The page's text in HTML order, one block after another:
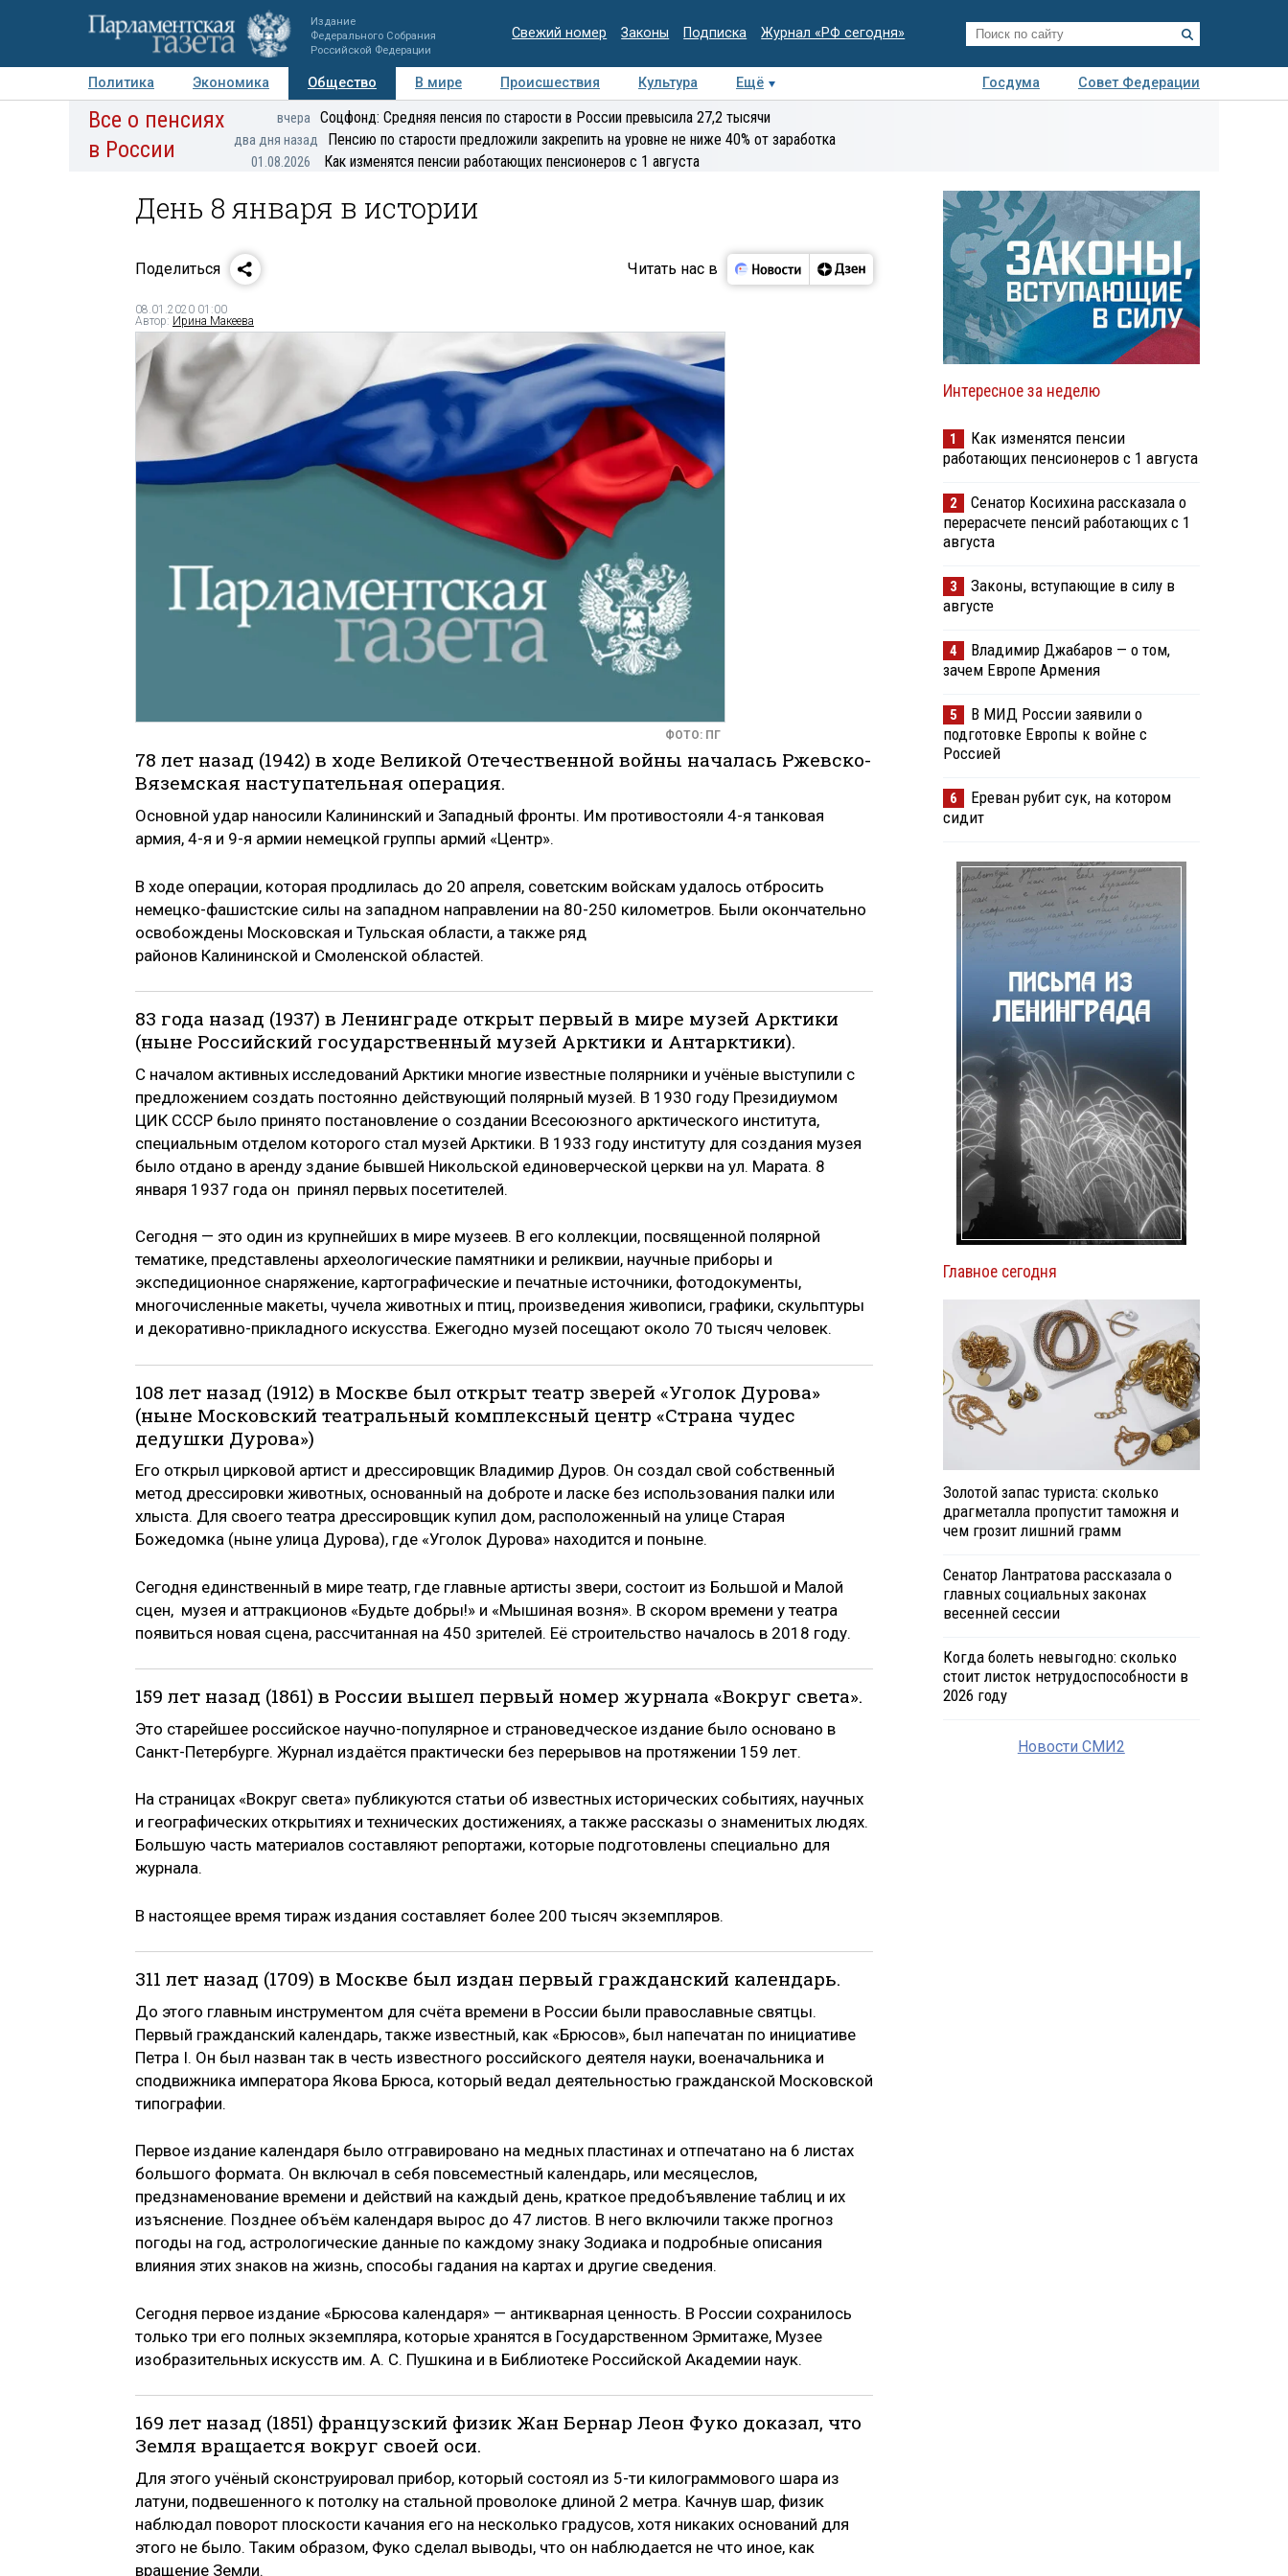
Издание
Федерального Собрания
Российской Федерации
Свежий номер Законы Подписка Журнал «РФ сегодня»
Политика Экономика Общество В мире Происшествия Культура Ещё Госдума
Совет Федерации
Авторы Персоны Мнения Регионы Медиацентр Интервью Колумнисты
экспертиза
Все о пенсиях
в России
вчера Соцфонд: Средняя пенсия по старости в России превысила 27,2 тысячи
два дня назад Пенсию по старости предложили закрепить на уровне не ниже 40% от заработка
01.08.2026 Как изменятся пенсии работающих пенсионеров с 1 августа
День 8 января в истории
Поделиться Читать нас в
08.01.2020 01:00
Автор: Ирина Макеева
ФОТО: ПГ
78 лет назад (1942) в ходе Великой Отечественной войны началась Ржевско-
Вяземская наступательная операция.
Основной удар наносили Калининский и Западный фронты. Им противостояли 4-я танковая
армия, 4-я и 9-я армии немецкой группы армий «Центр».
В ходе операции, которая продлилась до 20 апреля, советским войскам удалось отбросить
немецко-фашистские силы на западном направлении на 80-250 километров. Были окончательно
освобождены Московская и Тульская области, а также ряд
районов Калининской и Смоленской областей.
83 года назад (1937) в Ленинграде открыт первый в мире музей Арктики
(ныне Российский государственный музей Арктики и Антарктики).
С началом активных исследований Арктики многие известные полярники и учёные выступили с
предложением создать постоянно действующий полярный музей. В 1930 году Президиумом
ЦИК СССР было принято постановление о создании Всесоюзного арктического института,
специальным отделом которого стал музей Арктики. В 1933 году институту для создания музея
было отдано в аренду здание бывшей Никольской единоверческой церкви на ул. Марата. 8
января 1937 года он принял первых посетителей.
Сегодня — это один из крупнейших в мире музеев. В его коллекции, посвященной полярной
тематике, представлены археологические памятники и реликвии, научные приборы и
экспедиционное снаряжение, картографические и печатные источники, фотодокументы,
многочисленные макеты, чучела животных и птиц, произведения живописи, графики, скульптуры
и декоративно-прикладного искусства. Ежегодно музей посещают около 70 тысяч человек.
108 лет назад (1912) в Москве был открыт театр зверей «Уголок Дурова»
(ныне Московский театральный комплексный центр «Страна чудес
дедушки Дурова»)
Его открыл цирковой артист и дрессировщик Владимир Дуров. Он создал свой собственный
метод дрессировки животных, основанный на доброте и ласке без использования палки или
хлыста. Для своего театра дрессировщик купил дом, расположенный на улице Старая
Божедомка (ныне улица Дурова), где «Уголок Дурова» находится и поныне.
Сегодня единственный в мире театр, где главные артисты звери, состоит из Большой и Малой
сцен, музея и аттракционов «Будьте добры!» и «Мышиная возня». В скором времени у театра
появиться новая сцена, рассчитанная на 450 зрителей. Её строительство началось в 2018 году.
159 лет назад (1861) в России вышел первый номер журнала «Вокруг света».
Это старейшее российское научно-популярное и страноведческое издание было основано в
Санкт-Петербурге. Журнал издаётся практически без перерывов на протяжении 159 лет.
На страницах «Вокруг света» публикуются статьи об известных исторических событиях, научных
и географических открытиях и технических достижениях, а также рассказы о знаменитых людях.
Большую часть материалов составляют репортажи, которые подготовлены специально для
журнала.
В настоящее время тираж издания составляет более 200 тысяч экземпляров.
311 лет назад (1709) в Москве был издан первый гражданский календарь.
До этого главным инструментом для счёта времени в России были православные святцы.
Первый гражданский календарь, также известный, как «Брюсов», был напечатан по инициативе
Петра I. Он был назван так в честь известного российского деятеля науки, военачальника и
сподвижника императора Якова Брюса, который ведал деятельностью гражданской Московской
типографии.
Первое издание календаря было отгравировано на медных пластинах и отпечатано на 6 листах
большого формата. Он включал в себя повсеместный календарь, или месяцеслов,
предзнаменование времени и действий на каждый день, краткое предобъявление таблиц и их
изъяснение. Позднее объём календаря вырос до 47 листов. В него включили также прогноз
погоды на год, астрологические данные по каждому знаку Зодиака и подробные описания
влияния этих знаков на жизнь, способы гадания на картах и другие сведения.
Сегодня первое издание «Брюсова календаря» — антикварная ценность. В России сохранилось
только три его полных экземпляра, которые хранятся в Государственном Эрмитаже, Музее
изобразительных искусств им. А. С. Пушкина и в Библиотеке Российской Академии наук.
169 лет назад (1851) французский физик Жан Бернар Леон Фуко доказал, что
Земля вращается вокруг своей оси.
Для этого учёный сконструировал прибор, который состоял из 5-ти килограммового шара из
латуни, подвешенного к потолку на стальной проволоке длиной 2 метра. Качнув шар, физик
наблюдал поворот плоскости качания его на несколько градусов, хотя никаких оснований для
этого не было. Таким образом, Фуко сделал выводы, что он наблюдается не что иное, как
вращение Земли.
Интересное за неделю
1
Как изменятся пенсии
работающих пенсионеров с 1 августа
2
Сенатор Косихина рассказала о
перерасчете пенсий работающих с 1
августа
3
Законы, вступающие в силу в
августе
4
Владимир Джабаров — о том,
зачем Европе Армения
5
В МИД России заявили о
подготовке Европы к войне с
Россией
6
Ереван рубит сук, на котором
сидит
Главное сегодня
Золотой запас туриста: сколько
драгметалла пропустит таможня и
чем грозит лишний грамм
Сенатор Лантратова рассказала о
главных социальных законах
весенней сессии
Когда болеть невыгодно: сколько
стоит листок нетрудоспособности в
2026 году
Новости СМИ2